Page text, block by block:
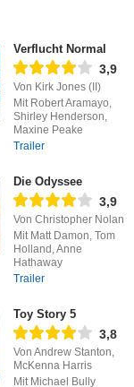
Verflucht Normal
3,9
Von Kirk Jones (II)
Mit Robert Aramayo,
Shirley Henderson,
Maxine Peake
Trailer
Die Odyssee
3,9
Von Christopher Nolan
Mit Matt Damon, Tom
Holland, Anne
Hathaway
Trailer
Toy Story 5
3,8
Von Andrew Stanton,
McKenna Harris
Mit Michael Bully